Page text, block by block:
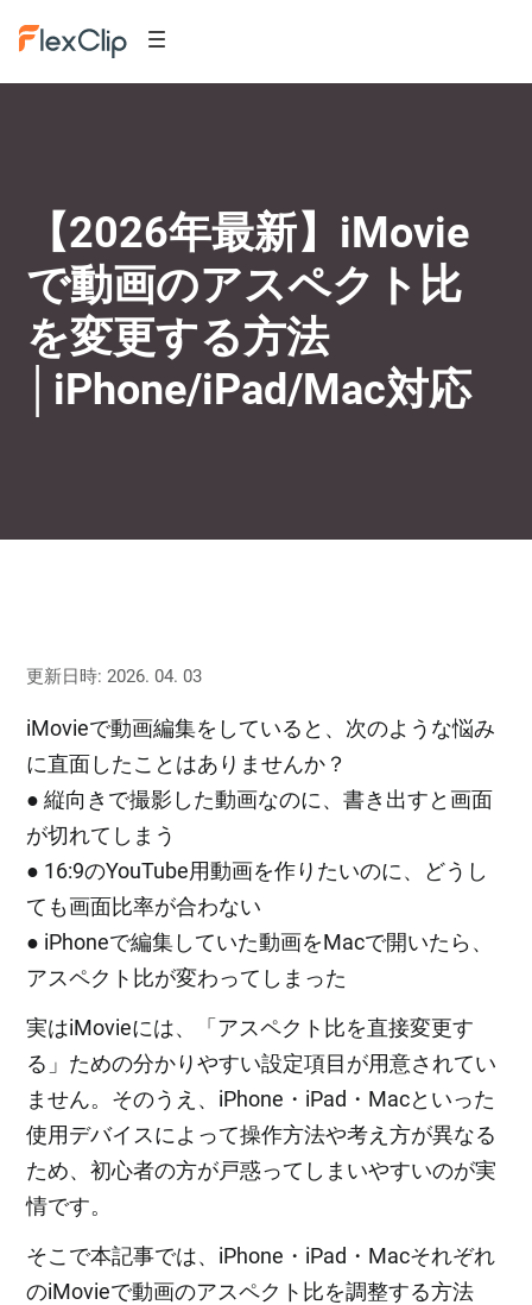
【2026年最新】iMovie
で動画のアスペクト比
を変更する方法
│iPhone/iPad/Mac対応
更新日時: 2026. 04. 03
iMovieで動画編集をしていると、次のような悩み
に直面したことはありませんか？
● 縦向きで撮影した動画なのに、書き出すと画面
が切れてしまう
● 16:9のYouTube用動画を作りたいのに、どうし
ても画面比率が合わない
● iPhoneで編集していた動画をMacで開いたら、
アスペクト比が変わってしまった
実はiMovieには、「アスペクト比を直接変更す
る」ための分かりやすい設定項目が用意されてい
ません。そのうえ、iPhone・iPad・Macといった
使用デバイスによって操作方法や考え方が異なる
ため、初心者の方が戸惑ってしまいやすいのが実
情です。
そこで本記事では、iPhone・iPad・Macそれぞれ
のiMovieで動画のアスペクト比を調整する方法